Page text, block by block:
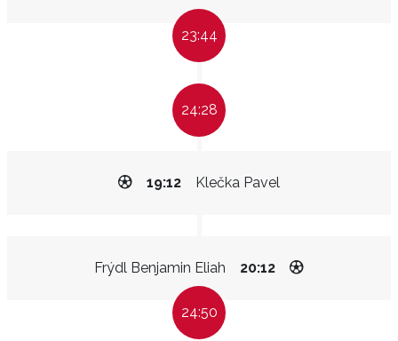
23:44
24:28
Klečka Pavel
19:12
Frýdl Benjamin Eliah 20:12
24:50